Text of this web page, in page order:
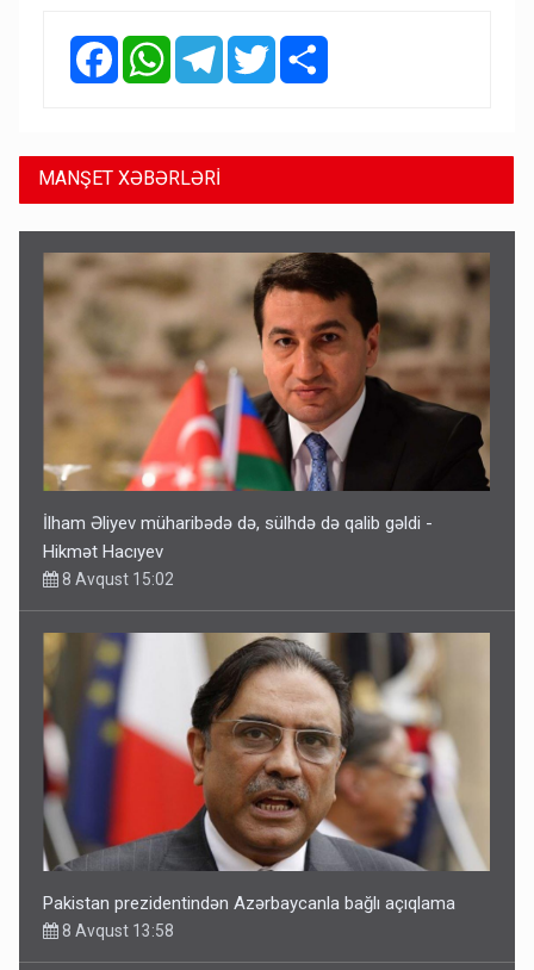
FacebookWhatsAppTelegramTwitter
MANŞET XƏBƏRLƏRİ
İlham Əliyev müharibədə də, sülhdə də qalib gəldi -
Hikmət Hacıyev
8 Avqust 15:02
Pakistan prezidentindən Azərbaycanla bağlı açıqlama
8 Avqust 13:58